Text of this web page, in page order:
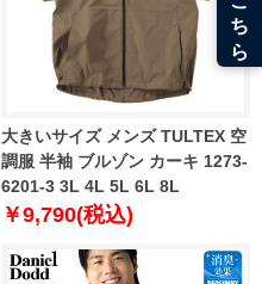
大きいサイズ メンズ TULTEX 空
調服 半袖 ブルゾン カーキ 1273-
6201-3 3L 4L 5L 6L 8L
￥9,790(税込)